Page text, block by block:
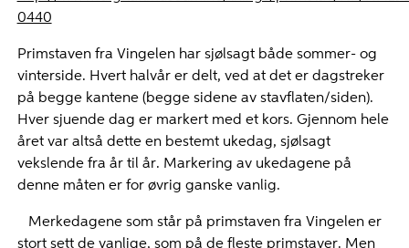
0440
Primstaven fra Vingelen har sjølsagt både sommer- og
vinterside. Hvert halvår er delt, ved at det er dagstreker
på begge kantene (begge sidene av stavflaten/siden).
Hver sjuende dag er markert med et kors. Gjennom hele
året var altså dette en bestemt ukedag, sjølsagt
vekslende fra år til år. Markering av ukedagene på
denne måten er for øvrig ganske vanlig.
Merkedagene som står på primstaven fra Vingelen er
stort sett de vanlige, som på de fleste primstaver. Men